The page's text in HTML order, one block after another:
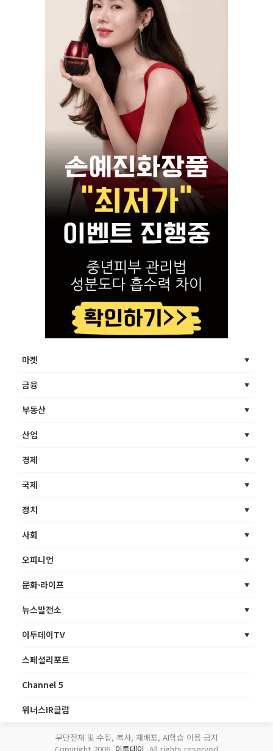
마켓
금융
부동산
산업
경제
국제
정치
사회
오피니언
문화·라이프
뉴스발전소
이투데이TV
스페셜리포트
Channel 5
위너스IR클럽
무단전재 및 수집, 복사, 재배포, AI학습 이용 금지
Copyright 2006. 이투데이 . All rights reserved